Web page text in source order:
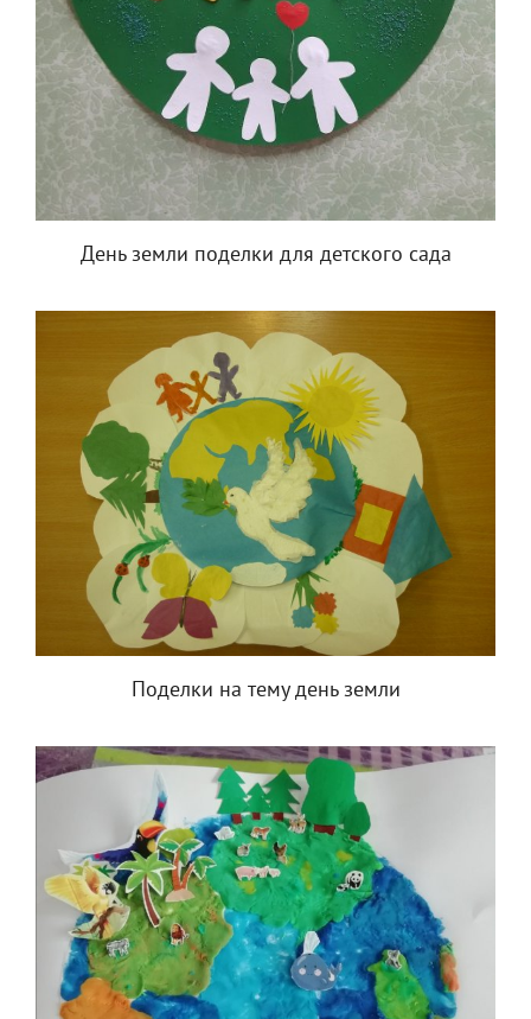
День земли поделки для детского сада
Поделки на тему день земли